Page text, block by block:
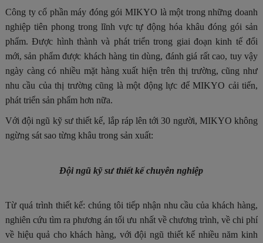
Công ty cổ phần máy đóng gói MIKYO là một trong những doanh
nghiệp tiên phong trong lĩnh vực tự động hóa khâu đóng gói sản
phẩm. Được hình thành và phát triển trong giai đoạn kinh tế đổi
mới, sản phẩm được khách hàng tin dùng, đánh giá rất cao, tuy vậy
ngày càng có nhiều mặt hàng xuất hiện trên thị trường, cũng như
nhu cầu của thị trường cũng là một động lực để MIKYO cải tiến,
phát triển sản phẩm hơn nữa.
Với đội ngũ kỹ sưthiết kế, lắp ráp lên tới 30 người, MIKYO không
ngừng sát sao từng khâu trong sản xuất:
Đội ngũ kỹ sư thiết kế chuyên nghiệp
Từ quá trình thiết kế: chúng tôi tiếp nhận nhu cầu của khách hàng,
nghiên cứu tìm ra phương án tối ưu nhất về chương trình, về chi phí
về hiệu quả cho khách hàng, với đội ngũ thiết kế nhiều năm kinh